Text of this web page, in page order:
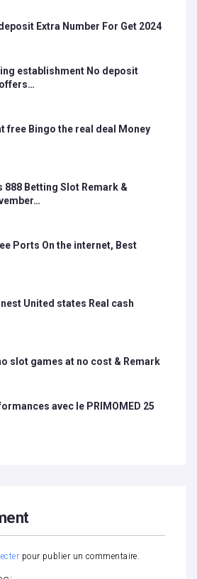
Extra Number For Get 2024
establishment No deposit
free Bingo the real deal Money
Betting Slot Remark &
Ports On the internet, Best
United states Real cash
slot games at no cost & Remark
avec le PRIMOMED 25
pour publier un commentaire.